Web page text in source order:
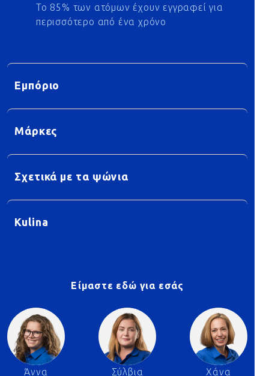
Το 85% των ατόμων έχουν εγγραφεί για
περισσότερο από ένα χρόνο
Εμπόριο
Μάρκες
Σχετικά με τα ψώνια
Kulina
Είμαστε εδώ για εσάς
Άννα Σύλβια Χάνα